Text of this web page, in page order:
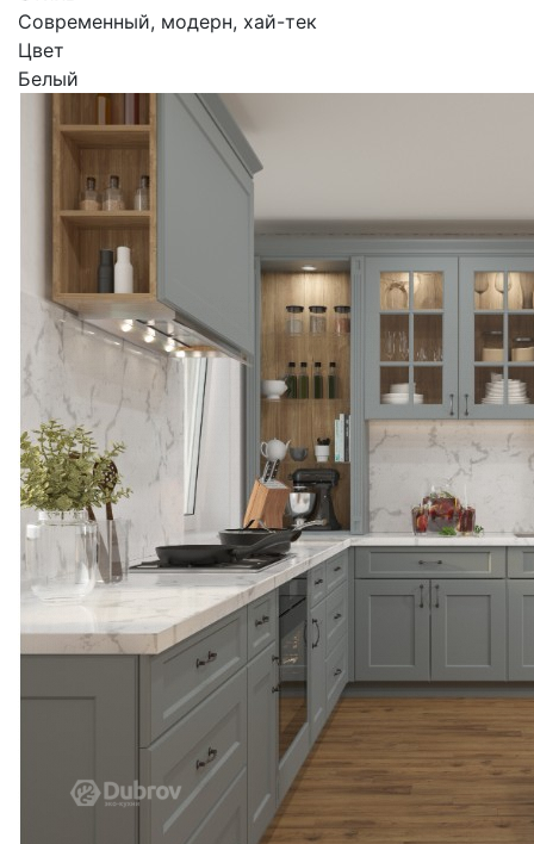
Современный, модерн, хай-тек
Цвет
Белый